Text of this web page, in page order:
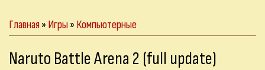
Главная» Игры» Компьютерные
Naruto Battle Arena 2 (full update)